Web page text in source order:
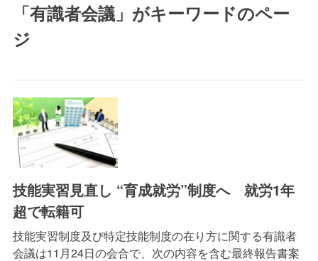
「有識者会議」がキーワードのペー
ジ
技能実習見直し “育成就労”制度へ 就労1年
超で転籍可
技能実習制度及び特定技能制度の在り方に関する有識者
会議は11月24日の会合で、次の内容を含む最終報告書案